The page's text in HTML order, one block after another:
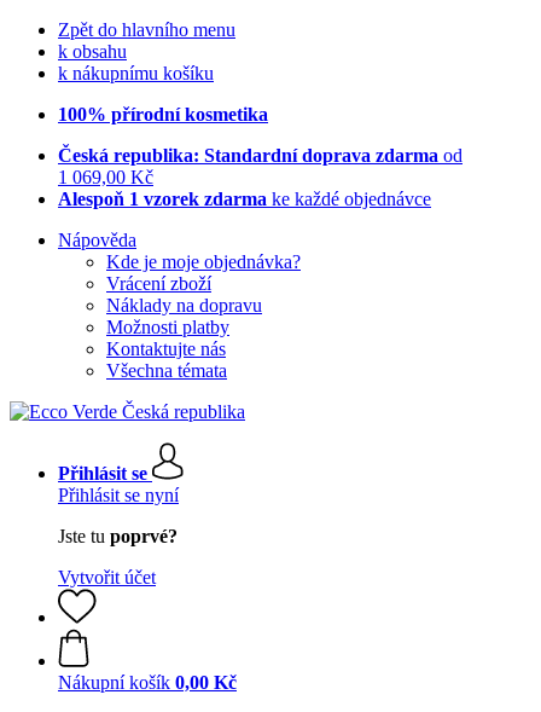
Zpět do hlavního menu
k obsahu
k nákupnímu košíku
100% přírodní kosmetika
Česká republika: Standardní doprava zdarma od
1 069,00 Kč
Alespoň 1 vzorek zdarma ke každé objednávce
Nápověda
Kde je moje objednávka?
Vrácení zboží
Náklady na dopravu
Možnosti platby
Kontaktujte nás
Všechna témata
Přihlásit se
Přihlásit se nyní
Jste tu poprvé?
Vytvořit účet
Nákupní košík 0,00 Kč